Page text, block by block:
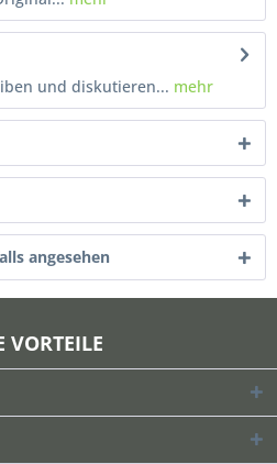
und diskutieren... mehr
angesehen
VORTEILE